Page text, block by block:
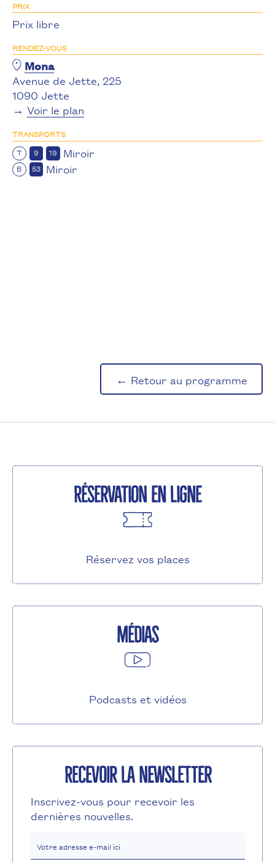
PRIX
Prix libre
RENDEZ-VOUS
Mona
Avenue de Jette, 225
1090 Jette
→ Voir le plan
TRANSPORTS
T
9 19 Miroir
B 53 Miroir
← Retour au programme
Réservation en ligne
Réservez vos places
Médias
Podcasts et vidéos
Recevoir la newsletter
Inscrivez-vous pour recevoir les
dernières nouvelles.
Votre adresse e-mail ici